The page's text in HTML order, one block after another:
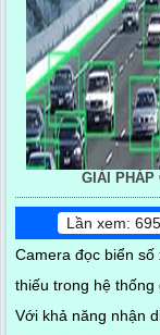
GIẢI PHÁP
Lần xem:
Camera đọc biển
thiếu trong hệ thống
Với khả năng nhận